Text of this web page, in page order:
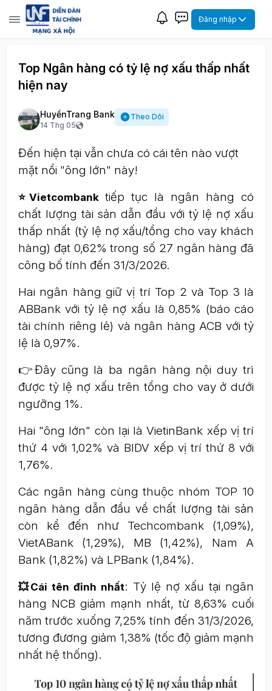
Đăng nhập
Top Ngân hàng có tỷ lệ nợ xấu thấp nhất
hiện nay
HuyềnTrang Bank
14 Thg 05
Theo Dõi
Đến hiện tại vẫn chưa có cái tên nào vượt
mặt nổi "ông lớn" này!
⭐Vietcombank tiếp tục là ngân hàng có
chất lượng tài sản dẫn đầu với tỷ lệ nợ xấu
thấp nhất (tỷ lệ nợ xấu/tổng cho vay khách
hàng) đạt 0,62% trong số 27 ngân hàng đã
công bố tính đến 31/3/2026.
Hai ngân hàng giữ vị trí Top 2 và Top 3 là
ABBank với tỷ lệ nợ xấu là 0,85% (báo cáo
tài chính riêng lẻ) và ngân hàng ACB với tỷ
lệ là 0,97%.
👉Đây cũng là ba ngân hàng nội duy trì
được tỷ lệ nợ xấu trên tổng cho vay ở dưới
ngưỡng 1%.
Hai "ông lớn" còn lại là VietinBank xếp vị trí
thứ 4 với 1,02% và BIDV xếp vị trí thứ 8 với
1,76%.
Các ngân hàng cùng thuộc nhóm TOP 10
ngân hàng dẫn đầu về chất lượng tài sản
còn kể đến như Techcombank (1,09%),
VietABank (1,29%), MB (1,42%), Nam A
Bank (1,82%) và LPBank (1,84%).
💥Cái tên đỉnh nhất: Tỷ lệ nợ xấu tại ngân
hàng NCB giảm mạnh nhất, từ 8,63% cuối
năm trước xuống 7,25% tính đến 31/3/2026,
tương đương giảm 1,38% (tốc độ giảm mạnh
nhất hệ thống).